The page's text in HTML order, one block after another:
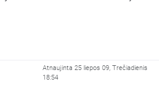
Atnaujinta 25 liepos 09, Trečiadienis
18:54